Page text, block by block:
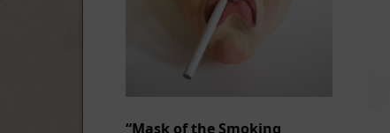
“Mask of the Smoking